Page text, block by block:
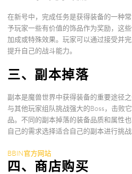
在新号中，完成任务是获得装备的一种
予玩家一些有价值的饰品作为奖励，这
加成或特殊效果。玩家可以通过接受并完
提升自己的战斗能力。
三、副本掉落
副本是魔兽世界中获得装备的重要途径
与其他玩家组队挑战强大的Boss，击败
品。不同的副本掉落的装备品质和属性
自己的需求选择适合自己的副本进行挑战
BBIN官方网站
四、商店购买